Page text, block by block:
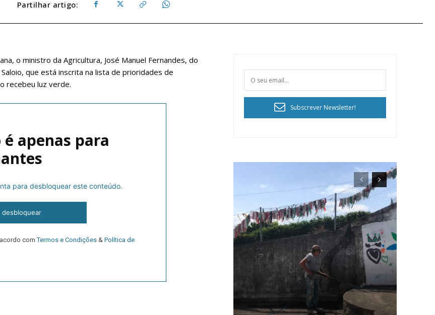
de Assinatura
do Região de Cister e ajude-nos a manter este serviço público!
Partilhar artigo:
o ministro da Agricultura, José Manuel Fernandes, do
que está inscrita na lista de prioridades de
recebeu luz verde.
apenas para
para desbloquear este conteúdo.
desbloquear
comTermos e Condições & Política de
Subscrever Newsletter!